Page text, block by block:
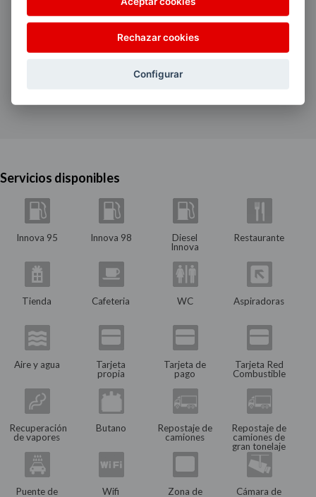
Horario:
De 7:00 a 23:00
43,296036, -2,687211
Servicios disponibles
Innova 95 Innova 98
Diesel
Innova
Restaurante
Tienda Cafeteria WC Aspiradoras
Aire y agua
Tarjeta
propia
Tarjeta de
pago
Tarjeta Red
Combustible
Recuperación
de vapores
Butano
Repostaje de
camiones
Repostaje de
camiones de
gran tonelaje
Puente de
Wifi
Zona de
Cámara de
Rechazar cookies
Configurar